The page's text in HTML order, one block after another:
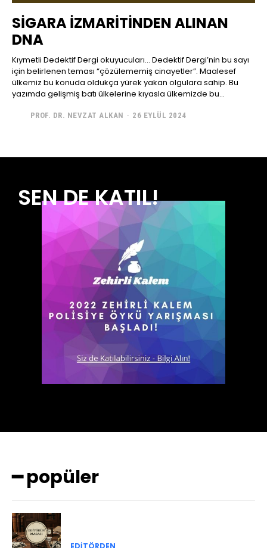
SİGARA İZMARİTİNDEN ALINAN
DNA
Kıymetli Dedektif Dergi okuyucuları... Dedektif Dergi’nin bu sayı
için belirlenen teması “çözülememiş cinayetler”. Maalesef
ülkemiz bu konuda oldukça yürek yakan olgulara sahip. Bu
yazımda gelişmiş batı ülkelerine kıyasla ülkemizde bu...
PROF. DR. NEVZAT ALKAN - 26 EYLÜL 2024
SEN DE KATIL!
━ popüler
EDITÖRDEN